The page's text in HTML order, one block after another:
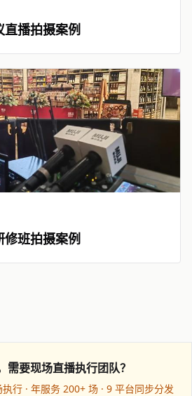
播拍摄案例
班拍摄案例
需要现场直播执行团队？
行 · 年服务 200+ 场 · 9 平台同步分发